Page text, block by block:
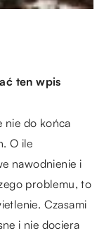
ten wpis
nie do końca
O ile
nawodnienie i
problemu, to
Czasami
i nie dociera